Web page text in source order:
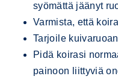
syömättä jäänyt
Varmista, että
Tarjoile
Pidä koirasi
painoon liittyviä